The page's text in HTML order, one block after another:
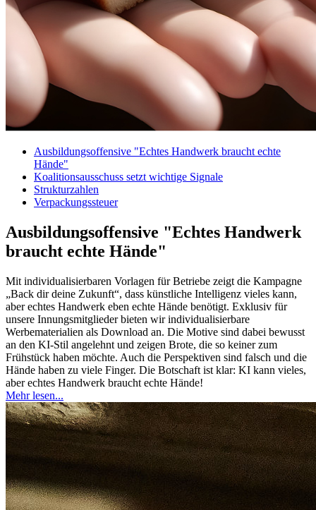
Ausbildungsoffensive "Echtes Handwerk braucht echte
Hände"
Koalitionsausschuss setzt wichtige Signale
Strukturzahlen
Verpackungssteuer
Ausbildungsoffensive "Echtes Handwerk
braucht echte Hände"
Mit individualisierbaren Vorlagen für Betriebe zeigt die Kampagne
„Back dir deine Zukunft“, dass künstliche Intelligenz vieles kann,
aber echtes Handwerk eben echte Hände benötigt. Exklusiv für
unsere Innungsmitglieder bieten wir individualisierbare
Werbematerialien als Download an. Die Motive sind dabei bewusst
an den KI-Stil angelehnt und zeigen Brote, die so keiner zum
Frühstück haben möchte. Auch die Perspektiven sind falsch und die
Hände haben zu viele Finger. Die Botschaft ist klar: KI kann vieles,
aber echtes Handwerk braucht echte Hände!
Mehr lesen...